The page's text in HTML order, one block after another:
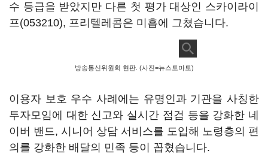
수 등급을 받았지만 다른 첫 평가 대상인 스카이라이
프(053210), 프리텔레콤은 미흡에 그쳤습니다.
방송통신위원회 현판. (사진=뉴스토마토)
이용자 보호 우수 사례에는 유명인과 기관을 사칭한
투자모임에 대한 신고와 실시간 점검 등을 강화한 네
이버 밴드, 시니어 상담 서비스를 도입해 노령층의 편
의를 강화한 배달의 민족 등이 꼽혔습니다.